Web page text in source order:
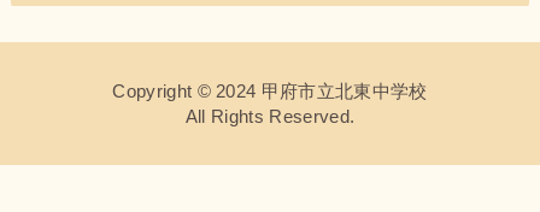
Copyright © 2024 甲府市立北東中学校
All Rights Reserved.